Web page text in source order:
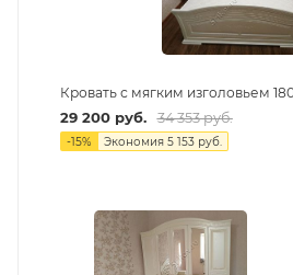
Кровать с мягким изголовьем
29 200руб. 34 353руб.
-15% Экономия 5 153руб.